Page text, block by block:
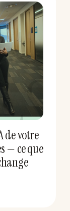
S
de votre
— ce que